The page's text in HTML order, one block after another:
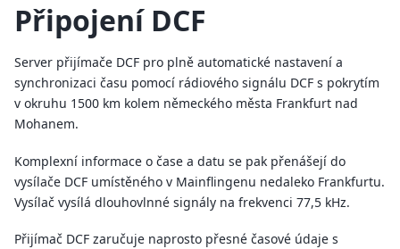
Připojení DCF
Server přijímače DCF pro plně automatické nastavení a
synchronizaci času pomocí rádiového signálu DCF s pokrytím
v okruhu 1500 km kolem německého města Frankfurt nad
Mohanem.
Komplexní informace o čase a datu se pak přenášejí do
vysílače DCF umístěného v Mainflingenu nedaleko Frankfurtu.
Vysílač vysílá dlouhovlnné signály na frekvenci 77,5 kHz.
Přijímač DCF zaručuje naprosto přesné časové údaje s